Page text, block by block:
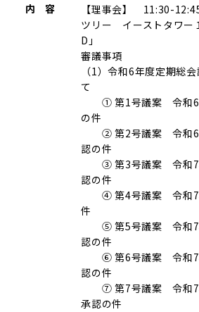
内 容
【理事会】 11:30-
ツリー イーストタワ
D」
審議事項
（1）令和6年度定期総
て
① 第1号議案 令和6
の件
② 第2号議案 令和6
認の件
③ 第3号議案 令和7
認の件
④ 第4号議案 令和7
件
⑤ 第5号議案 令和7
認の件
⑥ 第6号議案 令和7
認の件
⑦ 第7号議案 令和7
承認の件